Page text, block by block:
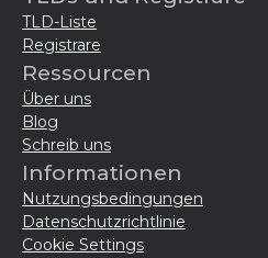
TLD-Liste
Registrare
Ressourcen
Über uns
Blog
Schreib uns
Informationen
Nutzungsbedingungen
Datenschutzrichtlinie
Cookie Settings